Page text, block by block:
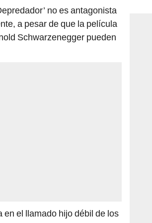
no es antagonista
a pesar de que la película
Schwarzenegger pueden
en el llamado hijo débil de los